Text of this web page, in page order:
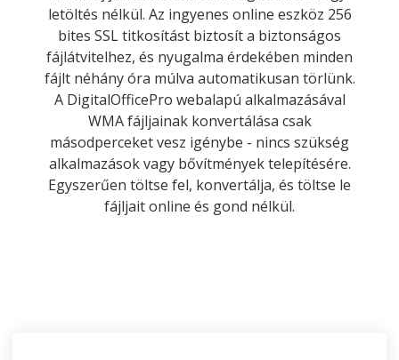
letöltés nélkül. Az ingyenes online eszköz 256
bites SSL titkosítást biztosít a biztonságos
fájlátvitelhez, és nyugalma érdekében minden
fájlt néhány óra múlva automatikusan törlünk.
A DigitalOfficePro webalapú alkalmazásával
WMA fájljainak konvertálása csak
másodperceket vesz igénybe - nincs szükség
alkalmazások vagy bővítmények telepítésére.
Egyszerűen töltse fel, konvertálja, és töltse le
fájljait online és gond nélkül.